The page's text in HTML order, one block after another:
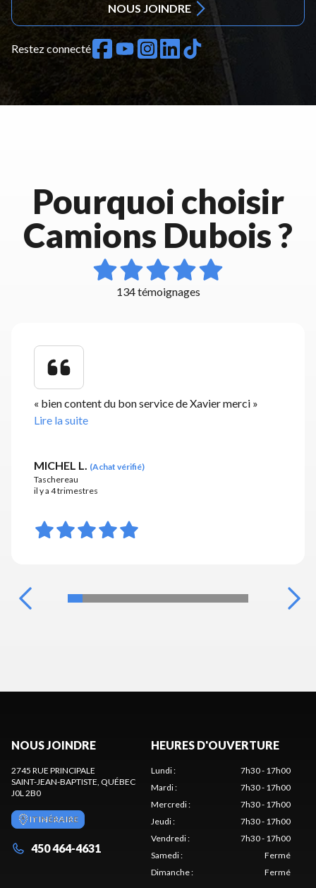
NOUS JOINDRE
Restez connecté
Pourquoi choisir
Camions Dubois ?
134 témoignages
« bien content du bon service de Xavier merci »
Lire la suite
MICHEL L. (Achat vérifié)
Taschereau
il y a 4 trimestres
NOUS JOINDRE
2745 RUE PRINCIPALE
SAINT-JEAN-BAPTISTE , QUÉBEC
J0L 2B0
ITINÉRAIRE
450 464-4631
HEURES D'OUVERTURE
Lundi:
7h30 - 17h00
Mardi:
7h30 - 17h00
Mercredi:
7h30 - 17h00
Jeudi:
7h30 - 17h00
Vendredi:
7h30 - 17h00
Samedi:
Fermé
Dimanche: Fermé